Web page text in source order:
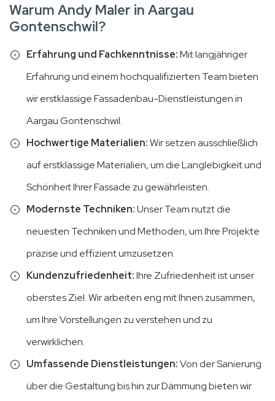
Warum Andy Maler in Aargau
Gontenschwil?
Erfahrung und Fachkenntnisse:Mit langjähriger
Erfahrung und einem hochqualifizierten Team bieten
wir erstklassige Fassadenbau-Dienstleistungen in
Aargau Gontenschwil.
Hochwertige Materialien:Wir setzen ausschließlich
auf erstklassige Materialien, um die Langlebigkeit und
Schönheit Ihrer Fassade zu gewährleisten.
Modernste Techniken:Unser Team nutzt die
neuesten Techniken und Methoden, um Ihre Projekte
präzise und effizient umzusetzen.
Kundenzufriedenheit:Ihre Zufriedenheit ist unser
oberstes Ziel. Wir arbeiten eng mit Ihnen zusammen,
um Ihre Vorstellungen zu verstehen und zu
verwirklichen.
Umfassende Dienstleistungen:Von der Sanierung
über die Gestaltung bis hin zur Dämmung bieten wir